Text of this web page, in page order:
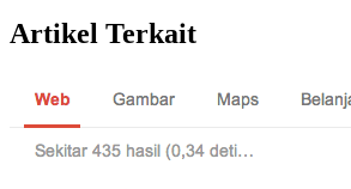
Artikel Terkait